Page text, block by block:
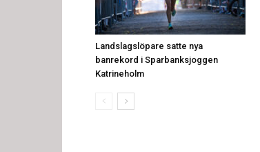
Landslagslöpare satte nya
banrekord i Sparbanksjoggen
Katrineholm